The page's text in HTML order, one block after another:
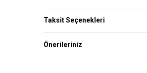
Taksit Seçenekleri
Önerileriniz